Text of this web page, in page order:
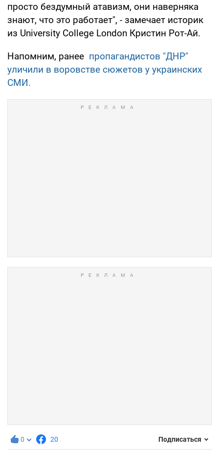
просто бездумный атавизм, они наверняка
знают, что это работает", - замечает историк
из University College London Кристин Рот-Ай.
Напомним, ранее пропагандистов "ДНР"
уличили в воровстве сюжетов у украинских
СМИ.
0 20 Подписаться